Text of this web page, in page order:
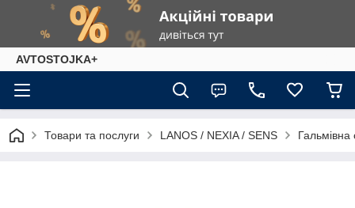
AVTOSTOJKA+
Товари та послуги LANOS / NEXIA / SENS